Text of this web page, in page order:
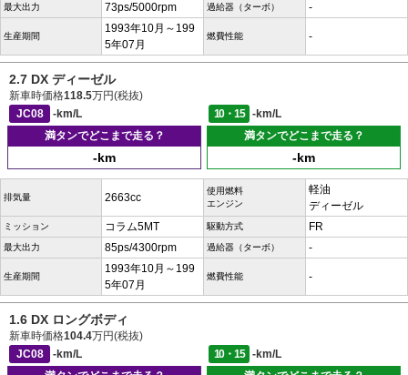
最大出力 73ps/5000rpm 過給器（ターボ） -
生産期間
1993年10月～199
5年07月
燃費性能 -
2.7 DX ディーゼル
新車時価格118.5万円(税抜)
JC08
-km/L 10・15
-km/L
満タンでどこまで走る？
-km
満タンでどこまで走る？
-km
排気量 2663cc
使用燃料
エンジン
軽油
ディーゼル
ミッション コラム5MT 駆動方式 FR
最大出力 85ps/4300rpm 過給器（ターボ） -
生産期間
1993年10月～199
5年07月
燃費性能 -
1.6 DX ロングボディ
新車時価格104.4万円(税抜)
JC08
-km/L 10・15
-km/L